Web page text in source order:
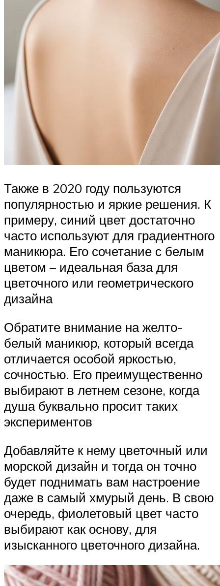
Также в 2020 году пользуются
популярностью и яркие решения. К
примеру, синий цвет достаточно
часто используют для градиентного
маникюра. Его сочетание с белым
цветом – идеальная база для
цветочного или геометрического
дизайна
Обратите внимание на желто-
белый маникюр, который всегда
отличается особой яркостью,
сочностью. Его преимущественно
выбирают в летнем сезоне, когда
душа буквально просит таких
экспериментов
Добавляйте к нему цветочный или
морской дизайн и тогда он точно
будет поднимать вам настроение
даже в самый хмурый день. В свою
очередь, фиолетовый цвет часто
выбирают как основу, для
изысканного цветочного дизайна.